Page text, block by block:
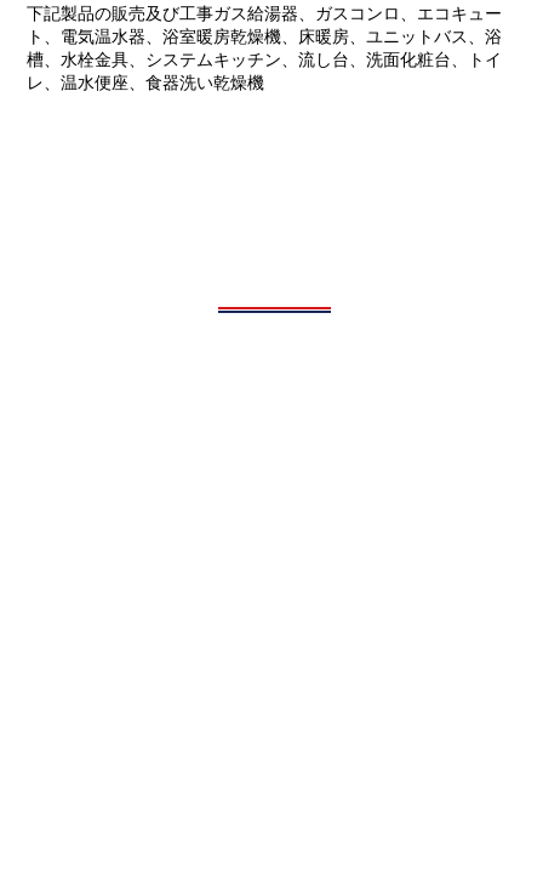
下記製品の販売及び工事ガス給湯器、ガスコンロ、エコキュー
ト、電気温水器、浴室暖房乾燥機、床暖房、ユニットバス、浴
槽、水栓金具、システムキッチン、流し台、洗面化粧台、トイ
レ、温水便座、食器洗い乾燥機